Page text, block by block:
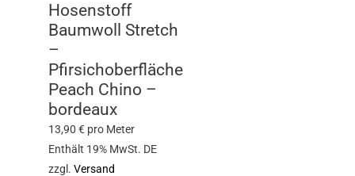
Hosenstoff
Baumwoll Stretch
–
Pfirsichoberfläche
Peach Chino –
bordeaux
13,90€ pro Meter
Enthält 19% MwSt. DE
zzgl.Versand